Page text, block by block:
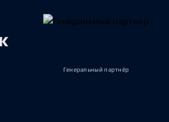
Генеральный партнёр